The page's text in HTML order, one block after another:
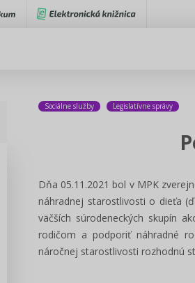
Sociálne služby Legislatívne správy
Dňa 05.11.2021 bol v MPK
náhradnej starostlivosti o dieťa
väčších súrodeneckých skupín
rodičom a podporiť náhradné
náročnej starostlivosti rozhodnú